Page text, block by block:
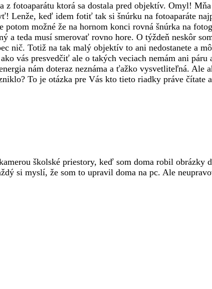
fotoaparátu ktorá sa dostala pred objektív. Omyl!
Lenže, keď idem fotiť tak si šnúrku na fotoaparáte
možné že na hornom konci rovná šnúrka na
teda musí smerovať rovno hore. O týždeň neskôr
nič. Totiž na tak malý objektív to ani nedostanete a
vás presvedčiť ale o takých veciach nemám ani páru
nám doteraz neznáma a ťažko vysvetliteľná. Ale
To je otázka pre Vás kto tieto riadky práve čítate
školské priestory, keď som doma robil obrázky
si myslí, že som to upravil doma na pc. Ale